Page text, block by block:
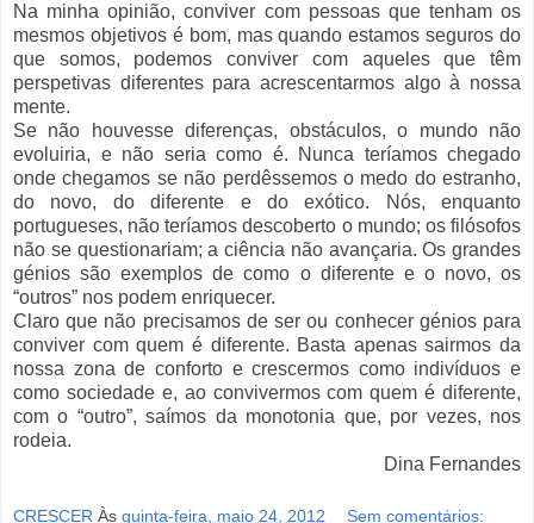
Na minha opinião, conviver com pessoas que tenham os
mesmos objetivos é bom, mas quando estamos seguros do
que somos, podemos conviver com aqueles que têm
perspetivas diferentes para acrescentarmos algo à nossa
mente.
Se não houvesse diferenças, obstáculos, o mundo não
evoluiria, e não seria como é. Nunca teríamos chegado
onde chegamos se não perdêssemos o medo do estranho,
do novo, do diferente e do exótico. Nós, enquanto
portugueses, não teríamos descoberto o mundo; os filósofos
não se questionariam; a ciência não avançaria. Os grandes
génios são exemplos de como o diferente e o novo, os
“outros” nos podem enriquecer.
Claro que não precisamos de ser ou conhecer génios para
conviver com quem é diferente. Basta apenas sairmos da
nossa zona de conforto e crescermos como indivíduos e
como sociedade e, ao convivermos com quem é diferente,
com o “outro”, saímos da monotonia que, por vezes, nos
rodeia.
Dina Fernandes
CRESCER Às quinta-feira, maio 24, 2012 Sem comentários: